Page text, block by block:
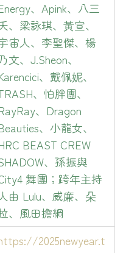
、Apink、八三
、梁詠琪、黃宣、
宙人、李聖傑、楊
文、J.Sheon、
、戴佩妮、
、怕胖團、
、Dragon
、小龍女、
BEAST CREW
、孫振與
舞團；跨年主持
人由 Lulu、威廉、朵
、風田擔綱
2025newyear.t